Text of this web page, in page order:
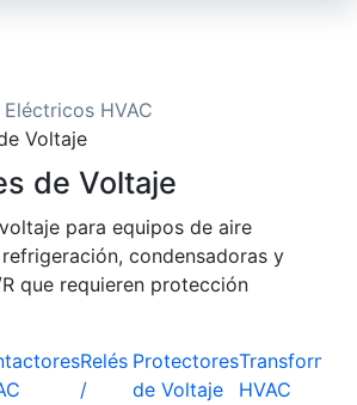
HVAC
Voltaje
de Voltaje
para equipos de aire
condensadoras y
que requieren protección
Relés
/
Protectores
de Voltaje
HVAC